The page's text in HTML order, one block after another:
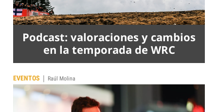
Podcast: valoraciones y cambios
en la temporada de WRC
EVENTOS | Raúl Molina